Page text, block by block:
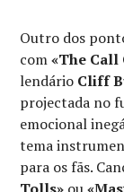
Outro dos
com«The Call
lendário Cliff
projectada no
emocional
tema
para os fãs.